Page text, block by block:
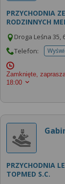
PRZYCHODNIA
RODZINNYCH
Droga Leśna 35,
Telefon:
Zamknięte,
18:00
PRZYCHODNIA
TOPMED S.C.